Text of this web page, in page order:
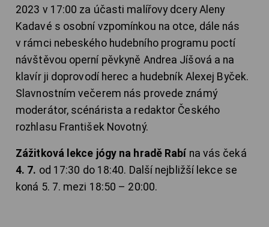
2023 v 17:00 za účasti malířovy dcery Aleny
Kadavé s osobní vzpomínkou na otce, dále nás
v rámci nebeského hudebního programu poctí
návštěvou operní pěvkyně Andrea Jíšová a na
klavír ji doprovodí herec a hudebník Alexej Byček.
Slavnostním večerem nás provede známý
moderátor, scénárista a redaktor Českého
rozhlasu František Novotný.
Zážitková lekce jógy na hradě Rabí na vás čeká
4. 7. od 17:30 do 18:40. Další nejbližší lekce se
koná 5. 7. mezi 18:50 – 20:00.